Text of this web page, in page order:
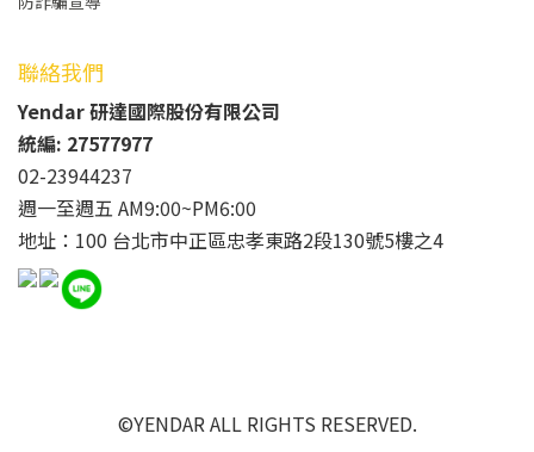
聯絡我們
Yendar 研達國際股份有限公司
統編: 27577977
02-23944237
週一至週五 AM9:00~PM6:00
地址：100 台北市中正區忠孝東路2段130號5樓之4
©YENDAR ALL RIGHTS RESERVED.